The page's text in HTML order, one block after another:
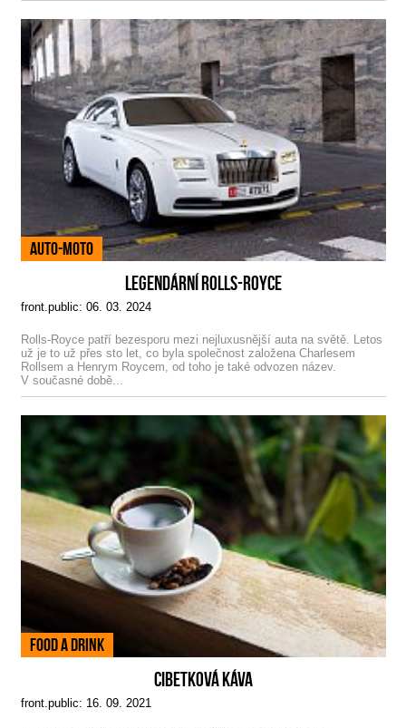
Auto-Moto
LEGENDÁRNÍ ROLLS-ROYCE
front.public: 06. 03. 2024
Rolls-Royce patří bezesporu mezi nejluxusnější auta na světě. Letos
už je to už přes sto let, co byla společnost založena Charlesem
Rollsem a Henrym Roycem, od toho je také odvozen název.
V současné době...
Food a drink
CIBETKOVÁ KÁVA
front.public: 16. 09. 2021